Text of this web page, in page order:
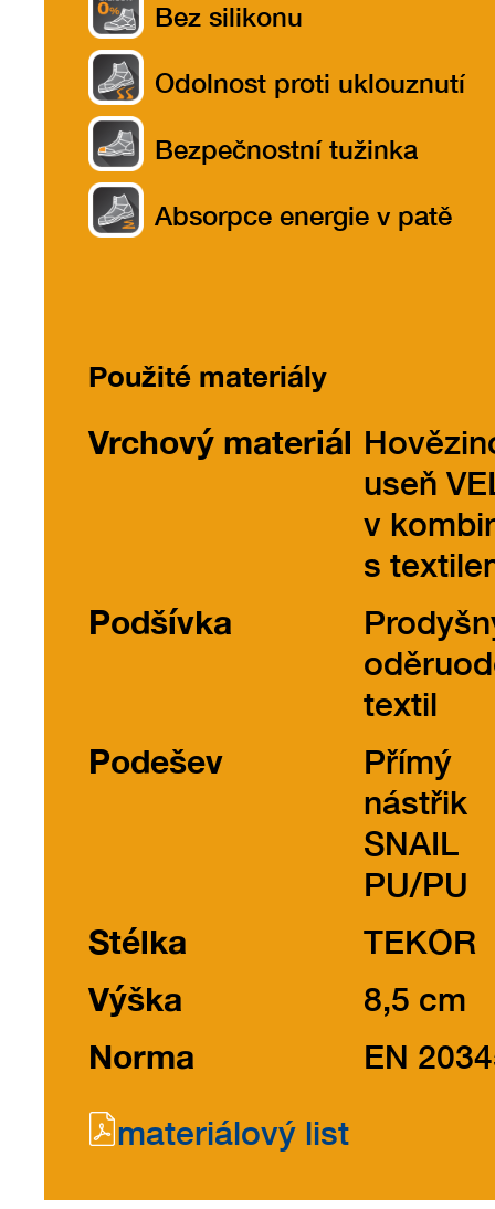
Bez silikonu
Odolnost proti uklouznutí
Bezpečnostní tužinka
Absorpce energie v patě
Použité materiály
Vrchový materiál
useň
v
s
Podšívka
textil
Podešev
Přímý
nástřik
SNAIL
PU/PU
Stélka
TEKOR
Výška
8,5 cm
Norma
EN
materiálový list